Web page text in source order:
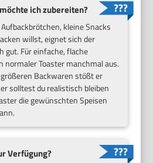
ich zubereiten?
kleine Snacks
willst, eignet sich der
gut. Für einfache, flache
normaler Toaster manchmal aus.
Backwaren stößt er
solltest du realistisch bleiben
die gewünschten Speisen
Verfügung?